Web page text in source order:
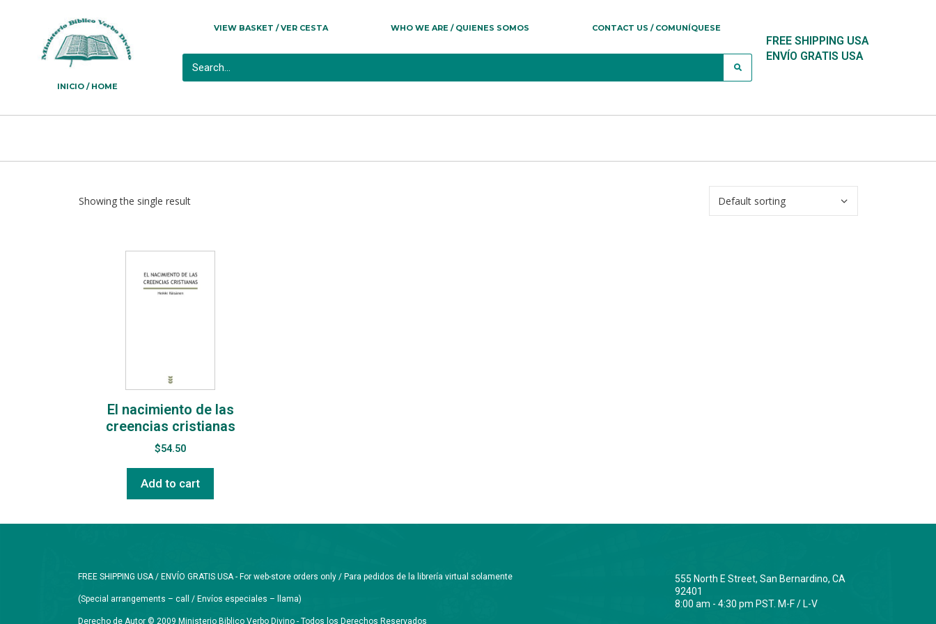
INICIO / HOME
VIEW BASKET / VER CESTA WHO WE ARE / QUIENES SOMOS CONTACT US / COMUNÍQUESE
FREE SHIPPING USA
ENVÍO GRATIS USA
Showing the single result
El nacimiento de las
creencias cristianas
$54.50
Add to cart
FREE SHIPPING USA / ENVÍO GRATIS USA - For web-store orders only / Para pedidos de la librería virtual solamente
(Special arrangements – call / Envíos especiales – llama)
Derecho de Autor © 2009 Ministerio Biblico Verbo Divino - Todos los Derechos Reservados
555 North E Street, San Bernardino, CA
92401
8:00 am - 4:30 pm PST. M-F / L-V